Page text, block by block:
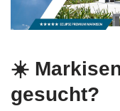
☀️
gesucht?